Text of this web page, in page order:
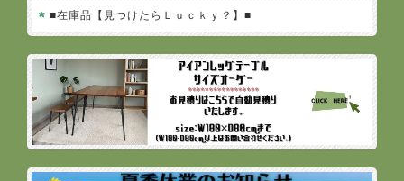
■在庫品【見つけたらＬｕｃｋｙ？】■